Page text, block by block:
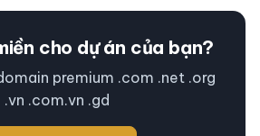
cho dự án của bạn?
premium .com .net .org
.vn .com.vn .gd